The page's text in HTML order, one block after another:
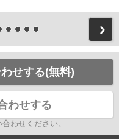
せする(無料)
わせする
わせください。